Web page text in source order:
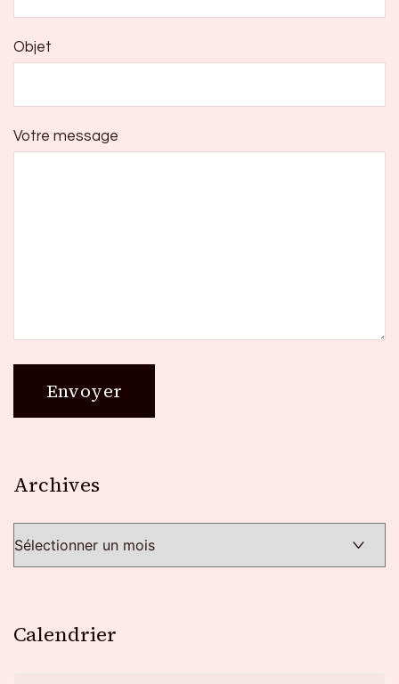
Objet
Votre message
Archives
Calendrier